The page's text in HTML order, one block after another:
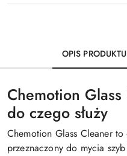
OPIS PRODUKTU
Chemotion
do czego służy
Chemotion Glass Cleaner
przeznaczony do mycia